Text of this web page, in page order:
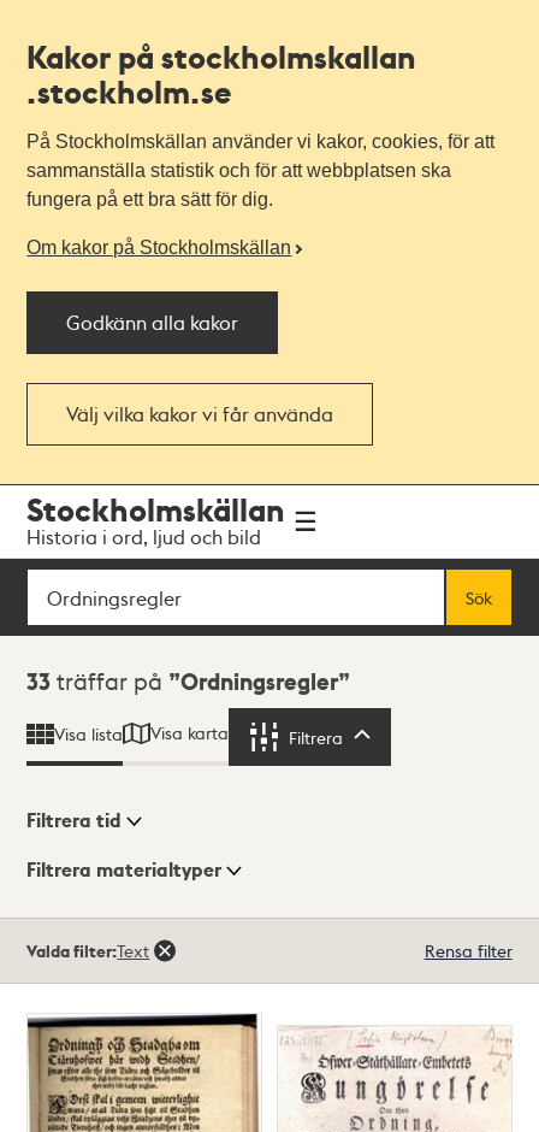
Kakor på stockholmskallan
.stockholm.se
På Stockholmskällan använder vi kakor, cookies, för att
sammanställa statistik och för att webbplatsen ska
fungera på ett bra sätt för dig.
Om kakor på Stockholmskällan
Godkänn alla kakor
Välj vilka kakor vi får använda
navigationen
huvudinnehållet
Stockholmskällan
Historia i ord, ljud och bild
Sök
Sök
Sökresultat
33 träffar på Ordningsregler
Visa lista Visa karta Filtrera
Visningsläge
Filtrera tid
Filtrera materialtyper
träffar
Valda filter:Text Rensa filter